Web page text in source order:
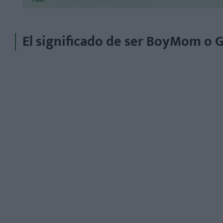
El significado de ser BoyMom o